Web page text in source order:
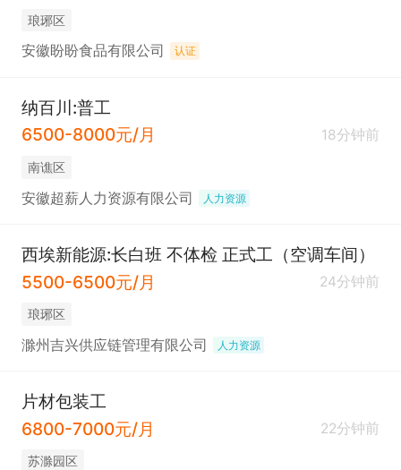
琅琊区
安徽盼盼食品有限公司 认证
纳百川:普工
6500-8000元/月
18分钟前
南谯区
安徽超薪人力资源有限公司 人力资源
西埃新能源:长白班 不体检 正式工（空调车间）
5500-6500元/月
24分钟前
琅琊区
滁州吉兴供应链管理有限公司 人力资源
片材包装工
6800-7000元/月
22分钟前
苏滁园区